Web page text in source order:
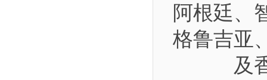
阿根廷、
格鲁吉亚
及